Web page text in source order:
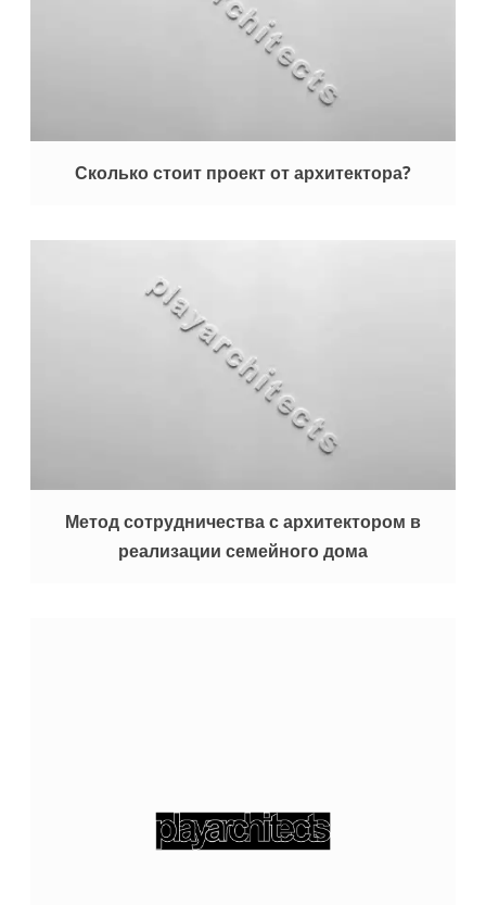
Сколько стоит проект от архитектора?
Метод сотрудничества с архитектором в
реализации семейного дома